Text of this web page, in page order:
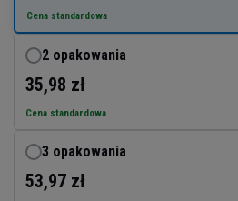
Cena standardowa
2 opakowania
35,98 zł
Cena standardowa
3 opakowania
53,97 zł